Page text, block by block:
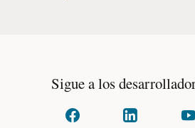
Sigue a los
Conéctese Contacte Ver